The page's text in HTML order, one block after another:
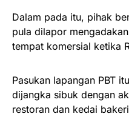
Dalam pada itu, pihak
pula dilapor
tempat komersial ketika
Pasukan lapangan PBT
dijangka sibuk dengan
restoran dan kedai